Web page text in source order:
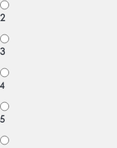
2
3
4
5